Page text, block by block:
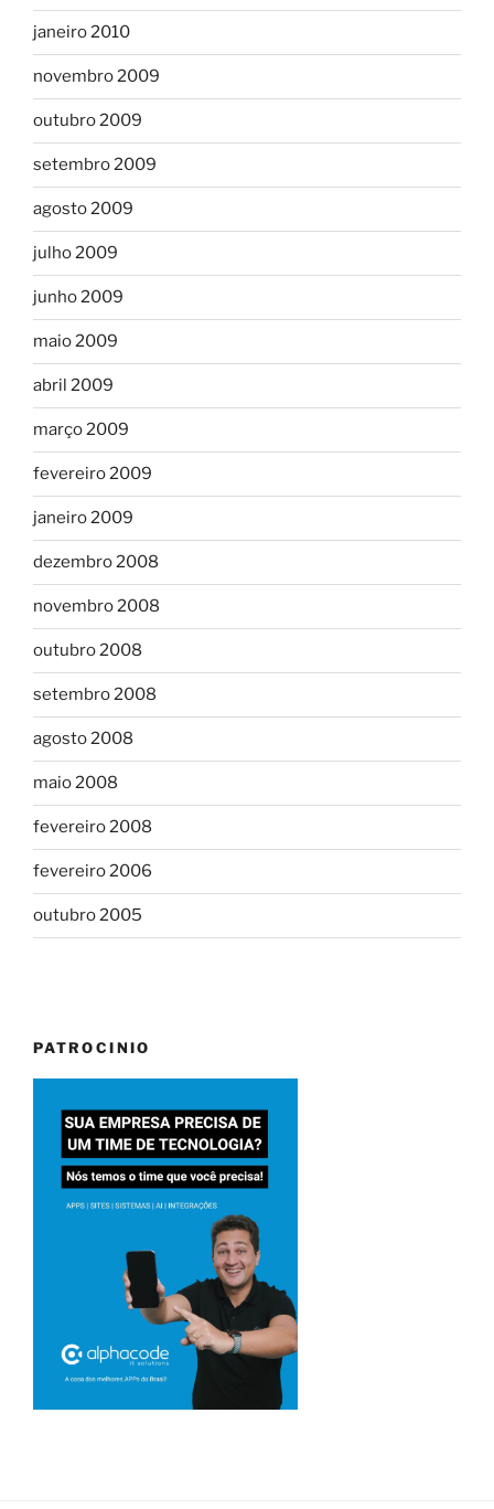
janeiro 2010
novembro 2009
outubro 2009
setembro 2009
agosto 2009
julho 2009
junho 2009
maio 2009
abril 2009
março 2009
fevereiro 2009
janeiro 2009
dezembro 2008
novembro 2008
outubro 2008
setembro 2008
agosto 2008
maio 2008
fevereiro 2008
fevereiro 2006
outubro 2005
PATROCINIO